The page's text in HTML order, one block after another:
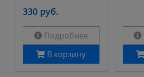
330 руб.
Подробнее
В корзину